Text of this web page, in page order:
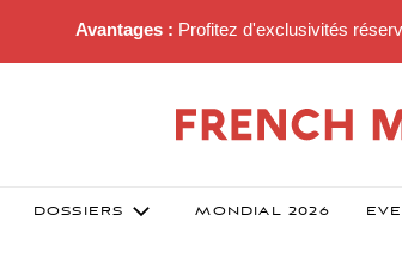
Avantages : Profitez d'exclusivités
DOSSIERS MONDIAL 2026